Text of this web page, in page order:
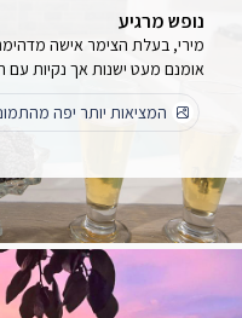
נופש מרגיע
מירי, בעלת הצימר אישה
אומנם מעט ישנות אך נקיות עם
עוצר נשימה, הבריכה גדולה,
כורסאות וכסאות בשפע.
המציאות יותר יפה